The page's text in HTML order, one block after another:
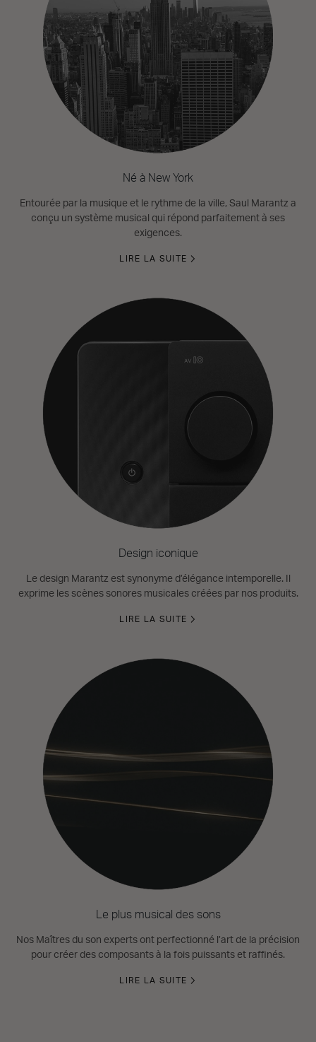
Né à New York
Entourée par la musique et le rythme de la ville, Saul Marantz a
conçu un système musical qui répond parfaitement à ses
exigences.
LIRE LA SUITE
Design iconique
Le design Marantz est synonyme d’élégance intemporelle. Il
exprime les scènes sonores musicales créées par nos produits.
LIRE LA SUITE
Le plus musical des sons
Nos Maîtres du son experts ont perfectionné l’art de la précision
pour créer des composants à la fois puissants et raffinés.
LIRE LA SUITE